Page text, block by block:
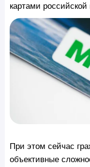
картами
При этом сейчас
объективные